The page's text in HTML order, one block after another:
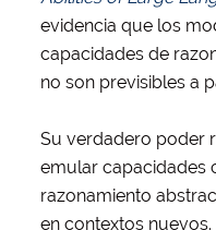
evidencia que los
capacidades de
no son previsibles a
Su verdadero poder
emular capacidades
razonamiento
en contextos